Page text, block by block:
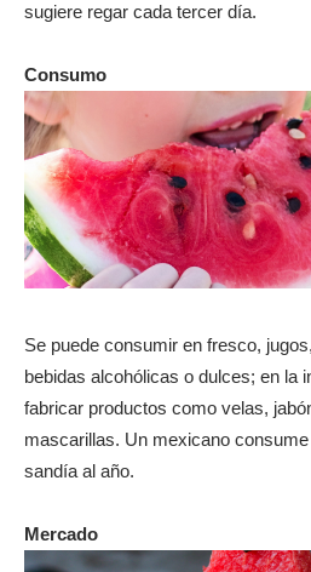
sugiere regar cada tercer día.
Consumo
Se puede consumir en fresco,
bebidas alcohólicas o dulces; en la
fabricar productos como velas,
mascarillas. Un mexicano
sandía al año.
Mercado